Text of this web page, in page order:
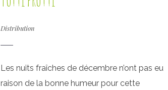
Distribution
Les nuits fraîches de décembre n’ont pas eu
raison de la bonne humeur pour cette